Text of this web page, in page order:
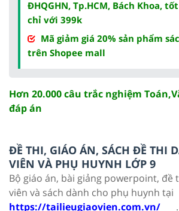
ĐHQGHN, Tp.HCM, Bách Khoa,
chỉ với 399k
Mã giảm giá 20% sản phẩm
trên Shopee mall
Hơn 20.000 câu trắc nghiệm
đáp án
ĐỀ THI, GIÁO ÁN, SÁCH ĐỀ THI
VIÊN VÀ PHỤ HUYNH LỚP 9
Bộ giáo án, bài giảng powerpoint, đề
viên và sách dành cho phụ huynh tại
https://tailieugiaovien.com.vn/